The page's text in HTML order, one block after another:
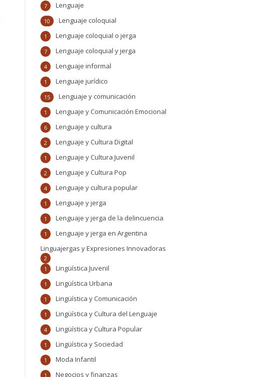
Lenguaje
7
Lenguaje coloquial
10
Lenguaje coloquial o jerga
1
Lenguaje coloquial y jerga
7
Lenguaje informal
4
Lenguaje jurídico
1
Lenguaje y comunicación
15
Lenguaje y Comunicación Emocional
1
Lenguaje y cultura
6
Lenguaje y Cultura Digital
2
Lenguaje y Cultura Juvenil
1
Lenguaje y Cultura Pop
2
Lenguaje y cultura popular
4
Lenguaje y jerga
1
Lenguaje y jerga de la delincuencia
1
Lenguaje y jerga en Argentina
1
Linguajergas y Expresiones Innovadoras
2
Lingüística Juvenil
1
Lingüística Urbana
1
Lingüística y Comunicación
1
Lingüística y Cultura del Lenguaje
1
Lingüística y Cultura Popular
4
Lingüística y Sociedad
1
Moda Infantil
1
Negocios y finanzas
1